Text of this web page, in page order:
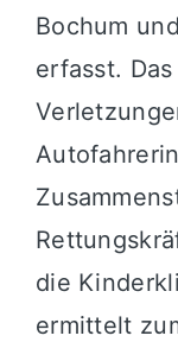
Bochum
erfasst.
die
ermittelt